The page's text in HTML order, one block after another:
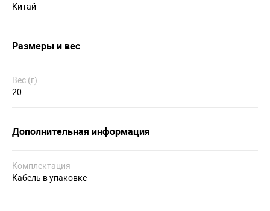
Китай
Размеры и вес
Вес (г)
20
Дополнительная информация
Комплектация
Кабель в упаковке